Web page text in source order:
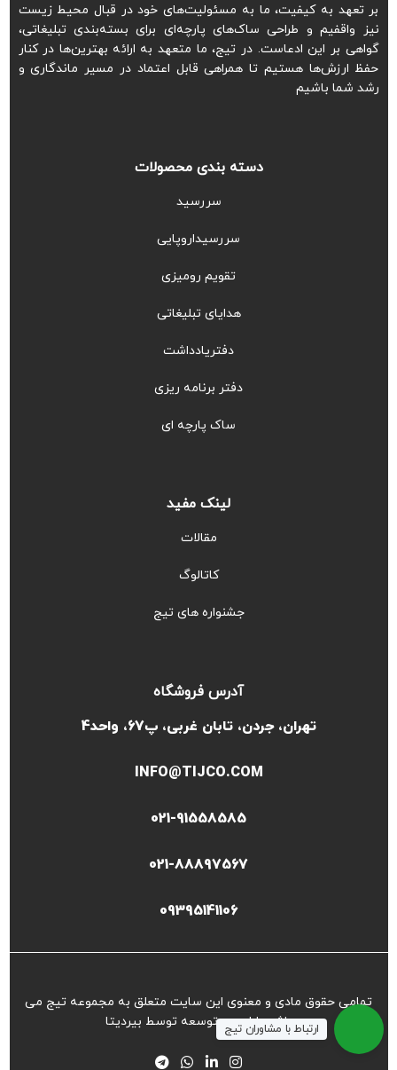
بر تعهد به کیفیت، ما به مسئولیت‌های خود در قبال محیط زیست
نیز واقفیم و طراحی ساک‌های پارچه‌ای برای بسته‌بندی تبلیغاتی،
گواهی بر این ادعاست. در تیج، ما متعهد به ارائه بهترین‌ها در کنار
حفظ ارزش‌ها هستیم تا همراهی قابل اعتماد در مسیر ماندگاری و
رشد شما باشیم
دسته بندی محصولات
سررسید
سررسیداروپایی
تقویم رومیزی
هدایای تبلیغاتی
دفتریادداشت
دفتر برنامه ریزی
ساک پارچه ای
لینک مفید
مقالات
کاتالوگ
جشنواره های تیج
آدرس فروشگاه
تهران، جردن، تابان غربی، پ67، واحد4
INFO@TIJCO.COM
021-91558585
021-88897567
09395141106
تمامی حقوق مادی و معنوی این سایت متعلق به مجموعه تیج می
باشد طراحی و توسعه توسط بیردیتا ارتباط با مشاوران تیج